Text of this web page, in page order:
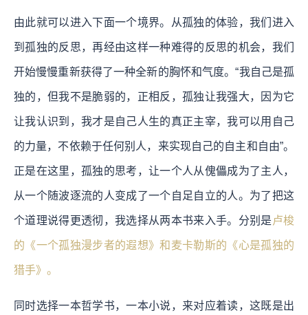
由此就可以进入下面一个境界。从孤独的体验，我们进入
到孤独的反思，再经由这样一种难得的反思的机会，我们
开始慢慢重新获得了一种全新的胸怀和气度。“我自己是孤
独的，但我不是脆弱的，正相反，孤独让我强大，因为它
让我认识到，我才是自己人生的真正主宰，我可以用自己
的力量，不依赖于任何别人，来实现自己的自主和自由”。
正是在这里，孤独的思考，让一个人从傀儡成为了主人，
从一个随波逐流的人变成了一个自足自立的人。为了把这
个道理说得更透彻，我选择从两本书来入手。分别是 卢梭
的《一个孤独漫步者的遐想》和麦卡勒斯的《心是孤独的
猎手》。
同时选择一本哲学书，一本小说，来对应着读，这既是出